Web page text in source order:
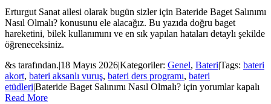
Erturgut Sanat ailesi olarak bugün sizler için Bateride Baget Salınımı
Nasıl Olmalı? konusunu ele alacağız. Bu yazıda doğru baget
hareketini, bilek kullanımını ve en sık yapılan hataları detaylı şekilde
öğreneceksiniz.
&s tarafından.|18 Mayıs 2026|Kategoriler: Genel, Bateri|Tags: bateri
akort, bateri aksanlı vuruş, bateri ders programı, bateri
etüdleri|Bateride Baget Salınımı Nasıl Olmalı? için yorumlar kapalı
Read More